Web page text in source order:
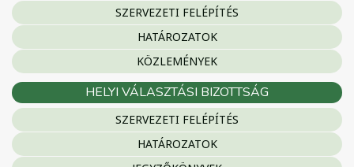
SZERVEZETI FELÉPÍTÉS
HATÁROZATOK
KÖZLEMÉNYEK
HELYI VÁLASZTÁSI BIZOTTSÁG
SZERVEZETI FELÉPÍTÉS
HATÁROZATOK